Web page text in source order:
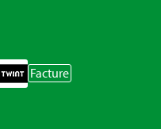
Facture